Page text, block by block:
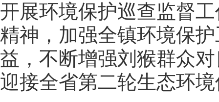
开展环境保护巡查监督
精神，加强全镇环境保
益，不断增强刘猴群众
迎接全省第二轮生态环